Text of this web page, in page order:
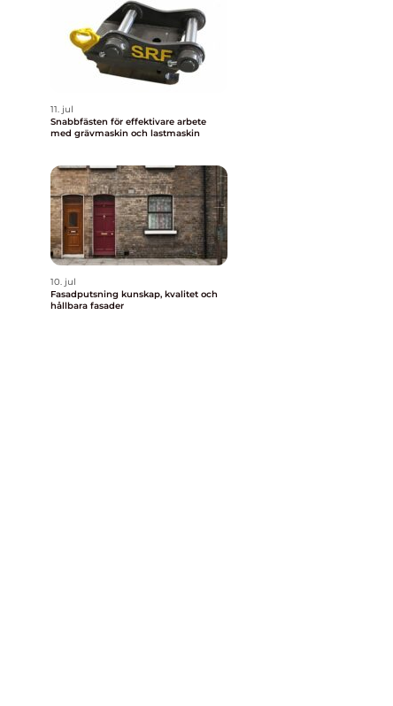
11. jul
Snabbfästen för effektivare arbete
med grävmaskin och lastmaskin
10. jul
Fasadputsning kunskap, kvalitet och
hållbara fasader